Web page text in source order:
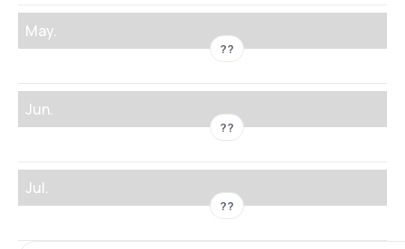
May.
??
Jun.
??
Jul.
??